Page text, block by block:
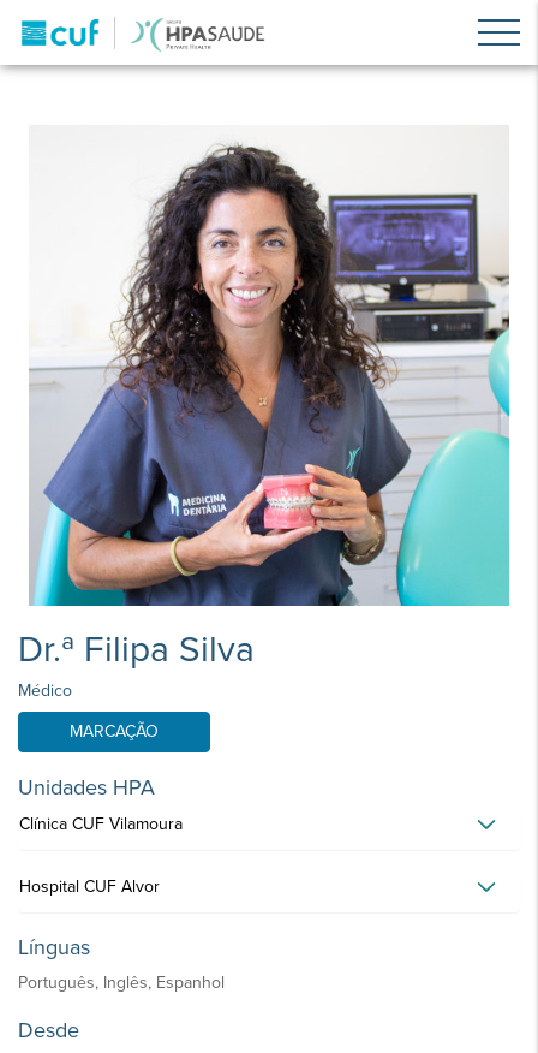
Dr.ª Filipa Silva
Médico
MARCAÇÃO
Unidades HPA
Clínica CUF Vilamoura
Hospital CUF Alvor
Línguas
Português, Inglês, Espanhol
Desde